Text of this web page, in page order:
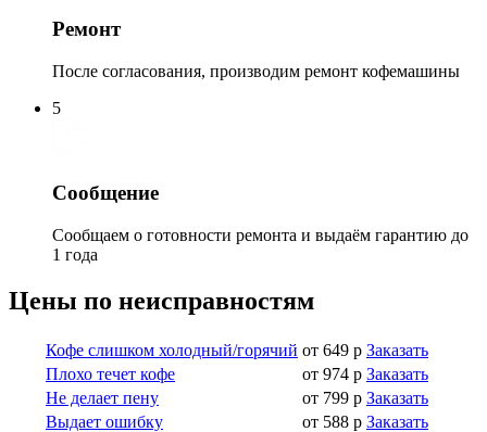
Ремонт
После согласования, производим ремонт кофемашины
5
Сообщение
Сообщаем о готовности ремонта и выдаём гарантию до
1 года
Цены по неисправностям
Кофе слишком холодный/горячий от 649 р Заказать
Плохо течет кофе
от 974 р Заказать
Не делает пену
от 799 р Заказать
Выдает ошибку
от 588 р Заказать